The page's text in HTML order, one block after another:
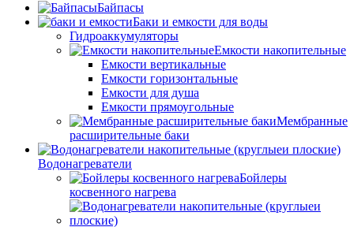
Байпасы
Баки и емкости для воды
Гидроаккумуляторы
Емкости накопительные
Емкости вертикальные
Емкости горизонтальные
Емкости для душа
Емкости прямоугольные
Мембранные
расширительные баки
Водонагреватели
Бойлеры
косвенного нагрева